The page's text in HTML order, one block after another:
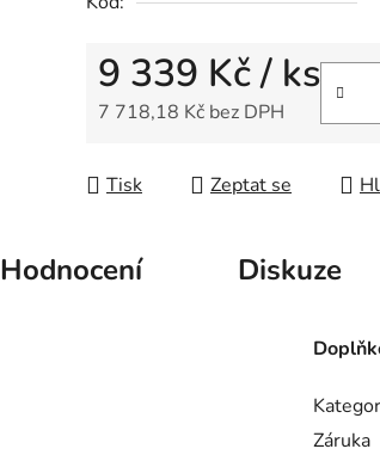
hvězdiček.
9 339 Kč/ ks
7 718,18 Kč bez DPH
Tisk Zeptat se
Hodnocení Diskuze
Záruka